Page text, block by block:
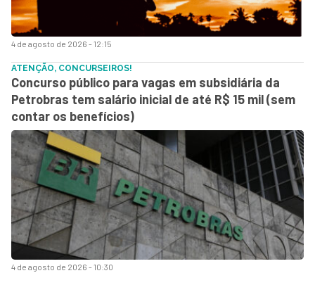
4 de agosto de 2026 - 12:15
4 de agosto de 2026 - 10:30
ATENÇÃO, CONCURSEIROS!
Concurso público para vagas em subsidiária da
Petrobras tem salário inicial de até R$ 15 mil (sem
contar os benefícios)